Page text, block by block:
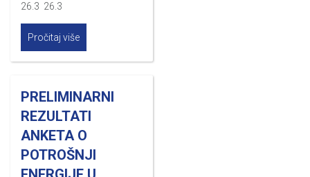
26.3 26.3
Pročitaj više
PRELIMINARNI
REZULTATI
ANKETA O
POTROŠNJI